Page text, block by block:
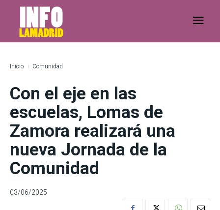
Inicio Comunidad
Con el eje en las
escuelas, Lomas de
Zamora realizará una
nueva Jornada de la
Comunidad
03/06/2025